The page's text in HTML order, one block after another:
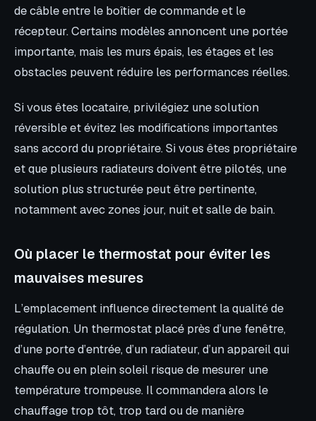
de câble entre le boîtier de commande et le
récepteur. Certains modèles annoncent une portée
importante, mais les murs épais, les étages et les
obstacles peuvent réduire les performances réelles.
Si vous êtes locataire, privilégiez une solution
réversible et évitez les modifications importantes
sans accord du propriétaire. Si vous êtes propriétaire
et que plusieurs radiateurs doivent être pilotés, une
solution plus structurée peut être pertinente,
notamment avec zones jour, nuit et salle de bain.
Où placer le thermostat pour éviter les
mauvaises mesures
L’emplacement influence directement la qualité de
régulation. Un thermostat placé près d’une fenêtre,
d’une porte d’entrée, d’un radiateur, d’un appareil qui
chauffe ou en plein soleil risque de mesurer une
température trompeuse. Il commandera alors le
chauffage trop tôt, trop tard ou de manière